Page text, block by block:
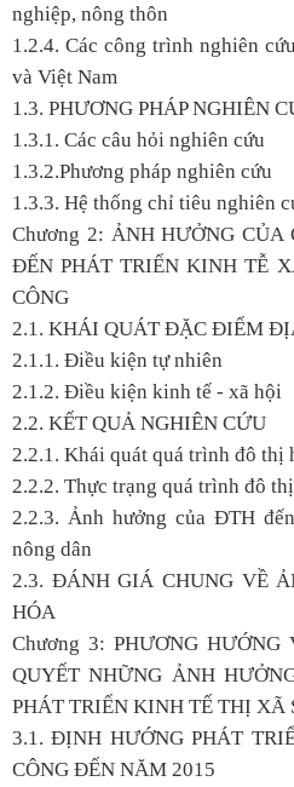
nghiệp, nông thôn
1.2.4. Các công trình nghiên
và Việt Nam
1.3. PHƯƠNG PHÁP NGHIÊN
1.3.1. Các câu hỏi nghiên cứu
1.3.2.Phương pháp nghiên cứu
1.3.3. Hệ thống chỉ tiêu nghiên
Chương 2: ẢNH HƯỞNG
ĐẾN PHÁT TRIỂN KINH TỄ
CÔNG
2.1. KHÁI QUÁT ĐẶC ĐIỂM
2.1.1. Điều kiện tự nhiên
2.1.2. Điều kiện kinh tế - xã hội
2.2. KẾT QUẢ NGHIÊN CỨU
2.2.1. Khái quát quá trình đô thị
2.2.2. Thực trạng quá trình đô
2.2.3. Ảnh hưởng của ĐTH
nông dân
2.3. ĐÁNH GIÁ CHUNG VỀ
HÓA
Chương 3: PHƯƠNG
QUYẾT NHỮNG ẢNH
PHÁT TRIỂN KINH TẾ THỊ XÃ
3.1. ĐỊNH HƯỚNG PHÁT
CÔNG ĐẾN NĂM 2015